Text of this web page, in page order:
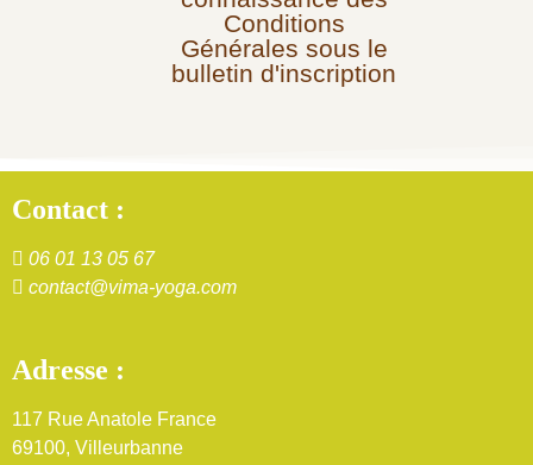
Conditions
Générales sous le
bulletin d'inscription
Contact :
06 01 13 05 67
contact@vima-yoga.com
Adresse :
117 Rue Anatole France
69100, Villeurbanne